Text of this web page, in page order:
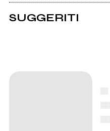
SUGGERITI